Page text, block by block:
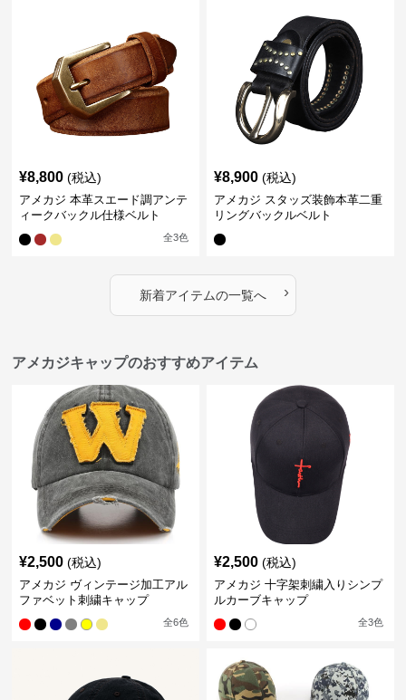
¥8,800 (税込)
アメカジ 本革スエード調アンテ
ィークバックル仕様ベルト
全3色
¥8,900 (税込)
アメカジ スタッズ装飾本革二重
リングバックルベルト
新着アイテムの一覧へ ›
アメカジキャップのおすすめアイテム
¥2,500 (税込)
アメカジ ヴィンテージ加工アル
ファベット刺繍キャップ
全6色
¥2,500 (税込)
アメカジ 十字架刺繍入りシンプ
ルカーブキャップ
全3色